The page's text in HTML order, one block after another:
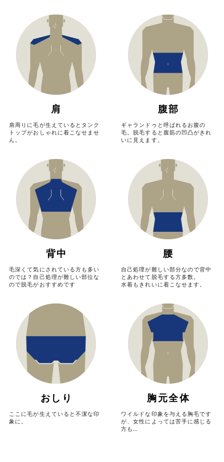
肩
肩周りに毛が生えているとタンク
トップがおしゃれに着こなせませ
ん。
腹部
ギャランドゥと呼ばれるお腹の
毛。脱毛すると腹筋の凹凸がきれ
いに見えます。
背中
毛深くて気にされている方も多い
のでは？自己処理が難しい部位な
ので脱毛がおすすめです
腰
自己処理が難しい部分なので背中
とあわせて脱毛する方多数。
水着もきれいに着こなせます。
おしり
ここに毛が生えていると不潔な印
象に。
胸元全体
ワイルドな印象を与える胸毛です
が、女性によっては苦手に感じる
方も…